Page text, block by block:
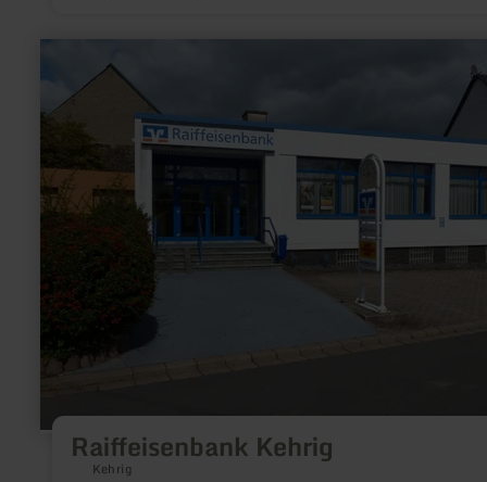
large dinosaur park.
Raiffeisenbank Kehrig
Kehrig
about:
Raiffeisenbank
Kehrig